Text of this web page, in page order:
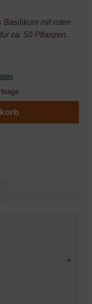
mit roten
ca. 50 Pflanzen.